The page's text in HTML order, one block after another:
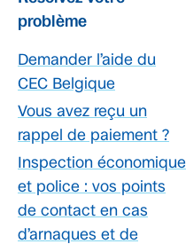
problème
Demander l’aide du
CEC Belgique
Vous avez reçu un
rappel de paiement ?
Inspection économique
et police : vos points
de contact en cas
d’arnaques et de